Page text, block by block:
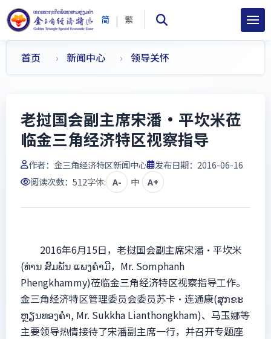
简 | 繁
首页 新闻中心 领导关怀
老挝国会副主席宋潘·平坎米莅
临金三角经济特区视察指导
作者： 金三角经济特区新闻中心
发布日期：2016-06-16
阅读次数： 512字体: A- 中 A+
2016年6月15日，老挝国会副主席宋潘·平坎米
(ທ່ານ ສົມພັນ ແພງຄຳມີ，Mr. Somphanh
Phengkhammy)莅临金三角经济特区视察指导工作。
金三角经济特区管理委员会委员苏卡·连通康(ສຸກຂະ
ຫຼຽນທອງຄຳ, Mr. Sukkha Lianthongkham)、马玉娜等
主要领导热情接待了宋潘副主席一行，并召开专题座